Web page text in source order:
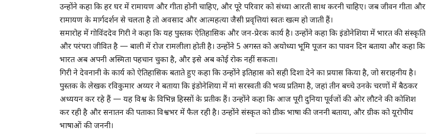
उन्होंने कहा कि हर घर में रामायण और गीता होनी चाहिए, और पूरे परिवार को संध्या आरती साथ करनी चाहिए। जब जीवन गीता और
रामायण के मार्गदर्शन से चलता है तो अवसाद और आत्महत्या जैसी प्रवृत्तियां स्वतः खत्म हो जाती हैं।
समारोह में गोविंददेव गिरी ने कहा कि यह पुस्तक ऐतिहासिक और जन-प्रेरक कार्य है। उन्होंने कहा कि इंडोनेशिया में भारत की संस्कृति
और परंपरा जीवित है — बाली में रोज रामलीला होती है। उन्होंने 5 अगस्त को अयोध्या भूमि पूजन का पावन दिन बताया और कहा कि
भारत अब अपनी अस्मिता पहचान चुका है, और इसे अब कोई रोक नहीं सकता।
गिरी ने देवनानी के कार्य को ऐतिहासिक बताते हुए कहा कि उन्होंने इतिहास को सही दिशा देने का प्रयास किया है, जो सराहनीय है।
पुस्तक के लेखक रविकुमार अय्यर ने बताया कि इंडोनेशिया में मां सरस्वती की भव्य प्रतिमा है, जहां तीन बच्चे उनके चरणों में बैठकर
अध्ययन कर रहे हैं — यह विश्व के विभिन्न हिस्सों के प्रतीक हैं। उन्होंने कहा कि आज पूरी दुनिया पूर्वजों की ओर लौटने की कोशिश
कर रही है और सनातन की पताका विश्वभर में फैल रही है। उन्होंने संस्कृत को ग्रीक भाषा की जननी बताया, और ग्रीक को यूरोपीय
भाषाओं की जननी।